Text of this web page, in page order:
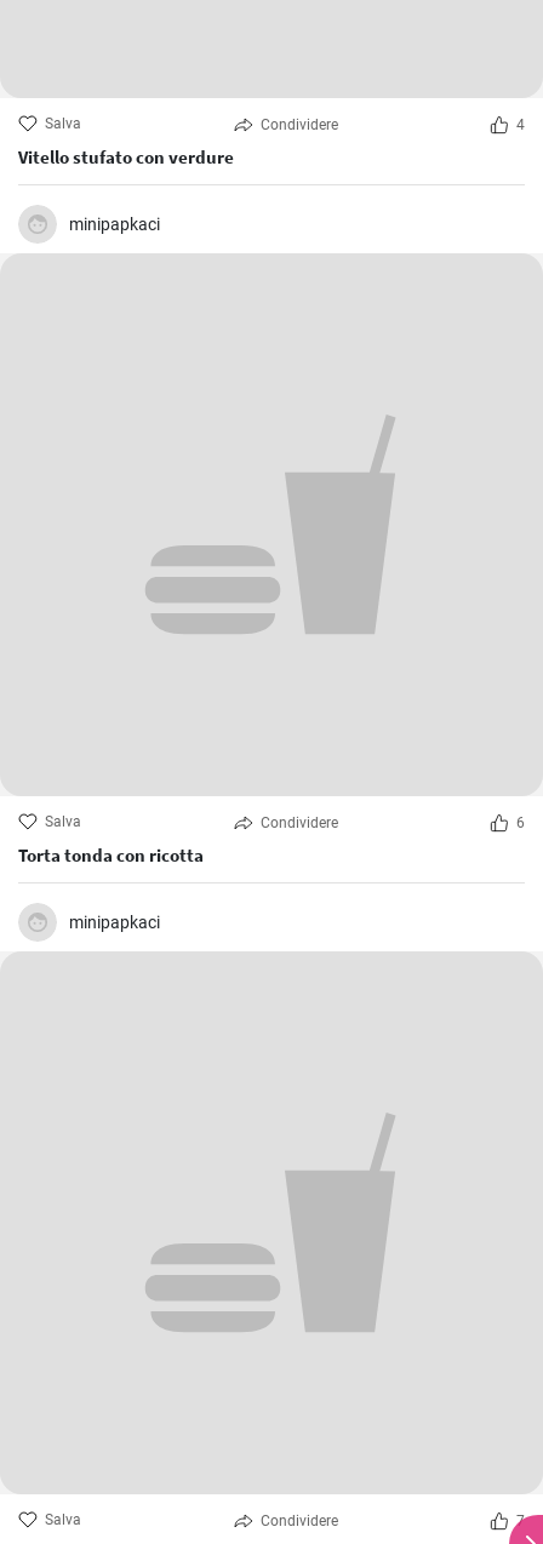
Salva Condividere 4
Vitello stufato con verdure
minipapkaci
Salva Condividere 6
Torta tonda con ricotta
minipapkaci
Salva Condividere 7